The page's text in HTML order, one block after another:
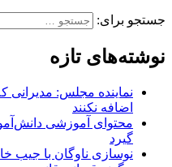
جستجو برای:
نوشته‌های تازه
نماینده مجلس:
اضافه نکنند
محتوای آموزشی
گیرد
نوسازی ناوگان با جیب